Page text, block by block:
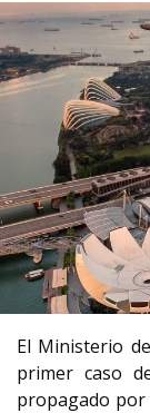
El Ministerio
primer caso
propagado por